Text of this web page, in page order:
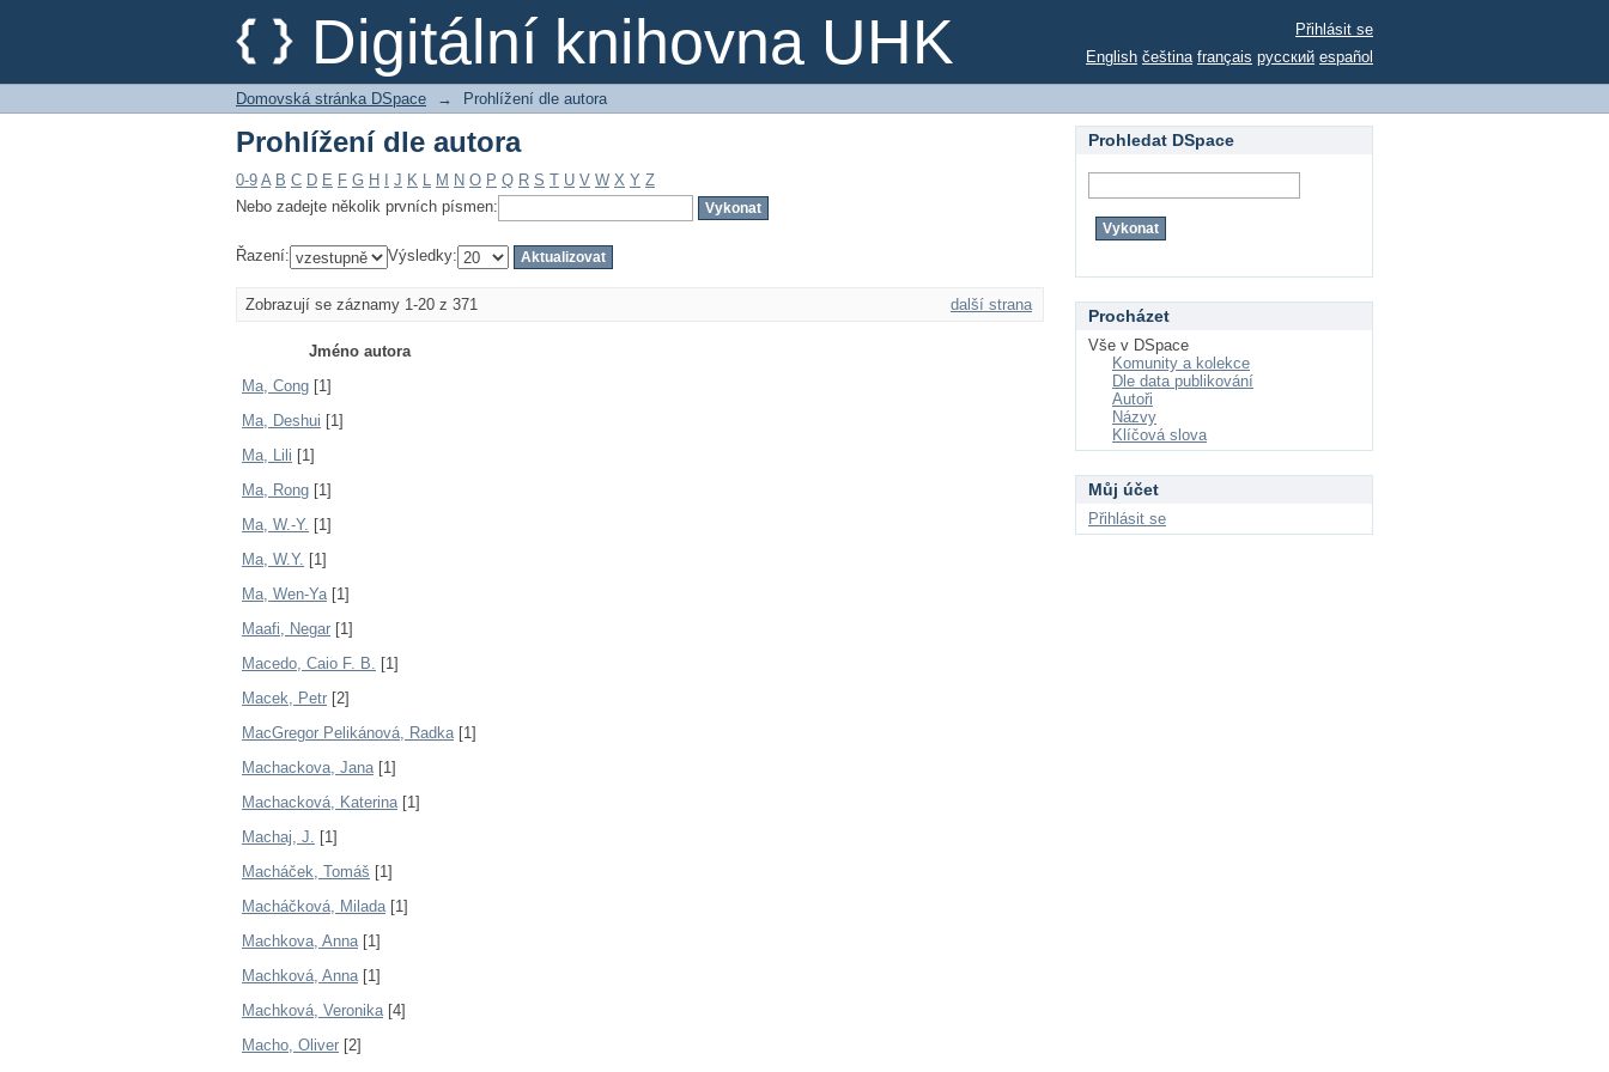
Digitální knihovna UHK
Prohlížení dle autora
Přihlásit se
English čeština français русский español
Domovská stránka DSpace → Prohlížení dle autora
Prohlížení dle autora
0-9 A B C D E F G H J K L M N O P Q R S T U V W X Y Z
Nebo zadejte několik prvních písmen:
Řazení: Výsledky:
Zobrazují se záznamy 1-20 z 371 další strana
Jméno autora
Ma, Cong [1]
Ma, Deshui [1]
Ma, Lili [1]
Ma, Rong [1]
Ma, W.-Y. [1]
Ma, W.Y. [1]
Ma, Wen-Ya[1]
Maafi, Negar [1]
Macedo, Caio F. B. [1]
Macek, Petr [2]
MacGregor Pelikánová, Radka[1]
Machackova, Jana[1]
Machacková, Katerina[1]
Machaj, J. [1]
Macháček, Tomáš [1]
Macháčková, Milada[1]
Machkova, Anna[1]
Machková, Anna[1]
Machková, Veronika[4]
Macho, Oliver [2]
Prohledat DSpace
Procházet
Vše v DSpace
Komunity a kolekce
Dle data publikování
Autoři
Názvy
Klíčová slova
Můj účet
Přihlásit se